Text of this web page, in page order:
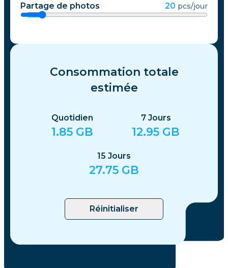
Partage de photos 20 pcs/jour
Consommation totale
estimée
Quotidien
1.85 GB
7 Jours
12.95 GB
15 Jours
27.75 GB
Réinitialiser